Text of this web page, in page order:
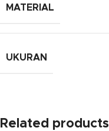
MATERIAL
UKURAN
Related products